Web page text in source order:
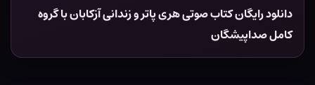
دانلود رایگان کتاب صوتی هری پاتر و زندانی آزکابان با گروه
کامل صداپیشگان